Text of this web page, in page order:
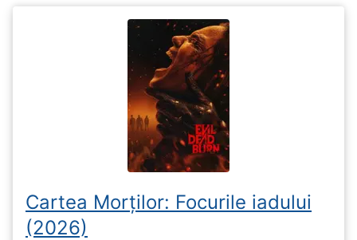
Cartea Morților: Focurile iadului
(2026)